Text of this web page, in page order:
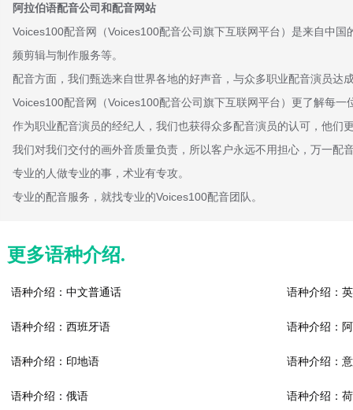
阿拉伯语配音公司和配音网站
Voices100配音网（Voices100配音公司旗下互联网平台）是来自中
频剪辑与制作服务等。
配音方面，我们甄选来自世界各地的好声音，与众多职业配音演员
Voices100配音网（Voices100配音公司旗下互联网平台）更了解每
作为职业配音演员的经纪人，我们也获得众多配音演员的认可，他
我们对我们交付的画外音质量负责，所以客户永远不用担心，万一
专业的人做专业的事，术业有专攻。
专业的配音服务，就找专业的Voices100配音团队。
更多语种介绍.
语种介绍：中文普通话 语种介绍：
语种介绍：西班牙语 语种介绍：
语种介绍：印地语 语种介绍：
语种介绍：俄语 语种介绍：